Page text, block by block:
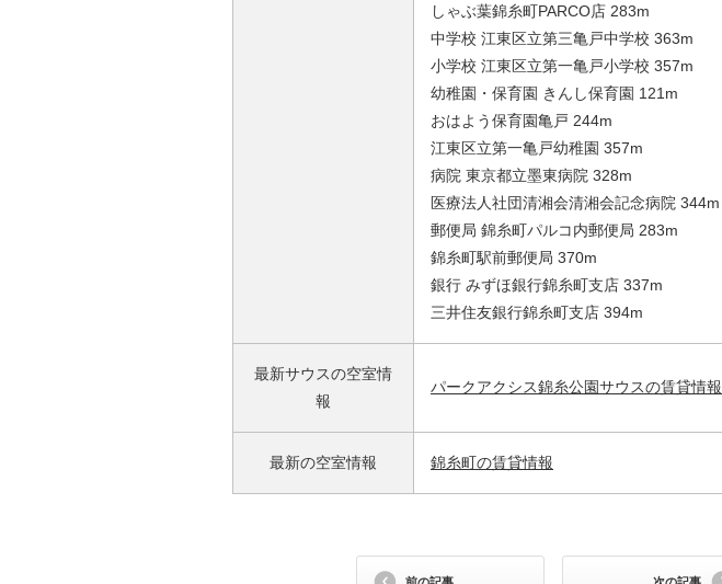
しゃぶ葉錦糸町PARCO店 283m
中学校 江東区立第三亀戸中学校 363m
小学校 江東区立第一亀戸小学校 357m
幼稚園・保育園 きんし保育園 121m
おはよう保育園亀戸 244m
江東区立第一亀戸幼稚園 357m
病院 東京都立墨東病院 328m
医療法人社団清湘会清湘会記念病院 344m
郵便局 錦糸町パルコ内郵便局 283m
錦糸町駅前郵便局 370m
銀行 みずほ銀行錦糸町支店 337m
三井住友銀行錦糸町支店 394m
最新サウスの空室情
報
パークアクシス錦糸公園サウスの賃貸情報
最新の空室情報 錦糸町の賃貸情報